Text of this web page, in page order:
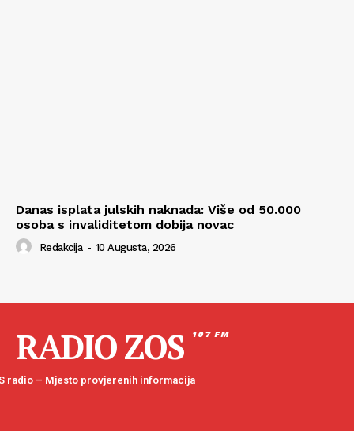
Danas isplata julskih naknada: Više od 50.000
osoba s invaliditetom dobija novac
Redakcija - 10 Augusta, 2026
RADIO ZOS 107 FM
radio – Mjesto provjerenih informacija